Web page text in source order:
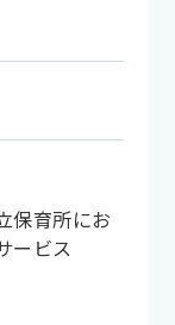
保育所にお
ービス